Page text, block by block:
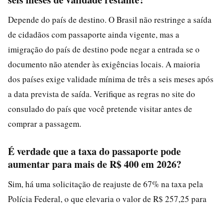
Depende do país de destino. O Brasil não restringe a saída
de cidadãos com passaporte ainda vigente, mas a
imigração do país de destino pode negar a entrada se o
documento não atender às exigências locais. A maioria
dos países exige validade mínima de três a seis meses após
a data prevista de saída. Verifique as regras no site do
consulado do país que você pretende visitar antes de
comprar a passagem.
É verdade que a taxa do passaporte pode
aumentar para mais de R$ 400 em 2026?
Sim, há uma solicitação de reajuste de 67% na taxa pela
Polícia Federal, o que elevaria o valor de R$ 257,25 para